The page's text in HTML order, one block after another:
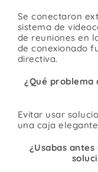
Se conectaron
sistema de
de reuniones en
de conexionado
directiva.
¿Qué problema
Evitar usar
una caja
¿Usabas